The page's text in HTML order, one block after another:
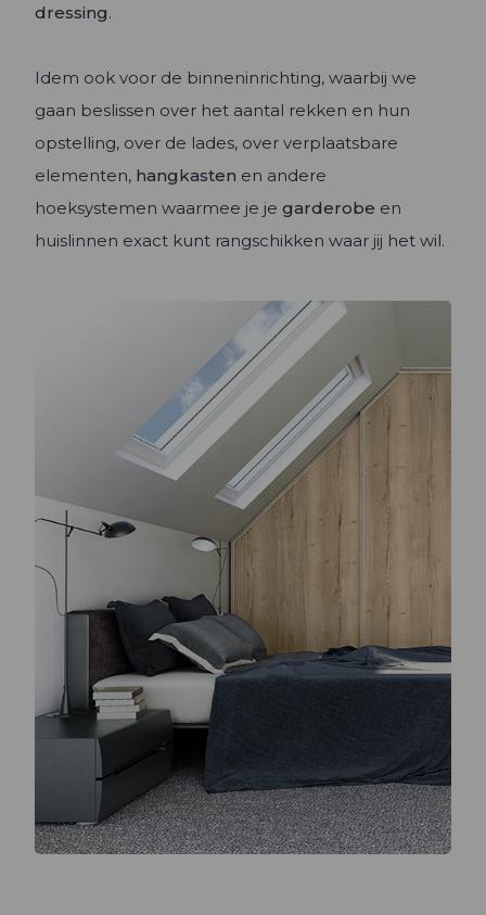
dressing.
Idem ook voor de binneninrichting, waarbij we
gaan beslissen over het aantal rekken en hun
opstelling, over de lades, over verplaatsbare
elementen, hangkasten en andere
hoeksystemen waarmee je je garderobe en
huislinnen exact kunt rangschikken waar jij het wil.